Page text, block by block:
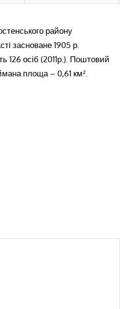
району
засноване 1905 р.
126 осіб (2011р.). Поштовий
площа – 0,61 км².